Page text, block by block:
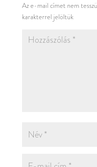
Az e-mail címet nem
karakterrel jelöltük